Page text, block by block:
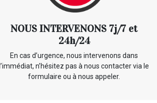
NOUS INTERVENONS 7j/7 et
24h/24
En cas d’urgence, nous intervenons dans
l’immédiat, n’hésitez pas à nous contacter via le
formulaire ou à nous appeler.